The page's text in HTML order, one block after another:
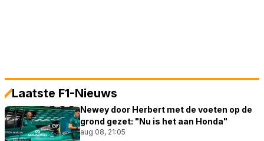
Laatste F1-Nieuws
Newey door Herbert met de voeten op de
grond gezet: "Nu is het aan Honda"
aug 08, 21:05